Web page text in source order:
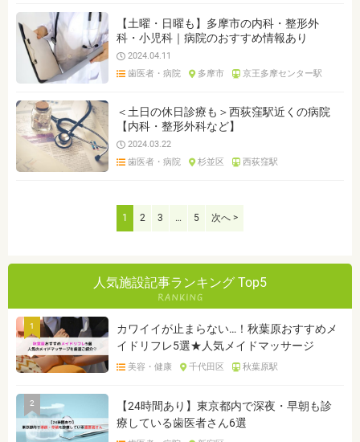
【土曜・日曜も】多摩市の内科・整形外
科・小児科｜病院のおすすめ情報あり
2024.04.11
歯医者・病院
多摩市 京王多摩センター駅
＜土日の休日診療も＞西荻窪駅近くの病院
【内科・整形外科など】
2024.03.22
歯医者・病院
杉並区 西荻窪駅
1 2 3 … 5 次へ >
人気施設記事ランキング Top5
1
カワイイが止まらない…！秋葉原おすすめメ
イドリフレ5選★人気メイドマッサージ
美容・健康 千代田区 秋葉原駅
2
【24時間あり】東京都内で深夜・早朝も診
療している歯医者さん6選